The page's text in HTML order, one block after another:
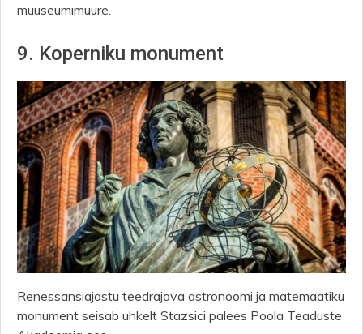
muuseumimüüre.
9. Koperniku monument
Renessansiajastu teedrajava astronoomi ja matemaatiku
monument seisab uhkelt Stazsici palees Poola Teaduste